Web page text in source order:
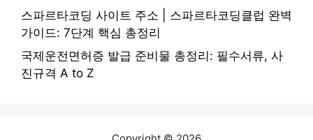
스파르타코딩 사이트 주소 | 스파르타코딩클럽 완벽
가이드: 7단계 핵심 총정리
국제운전면허증 발급 준비물 총정리: 필수서류, 사
진규격 A to Z